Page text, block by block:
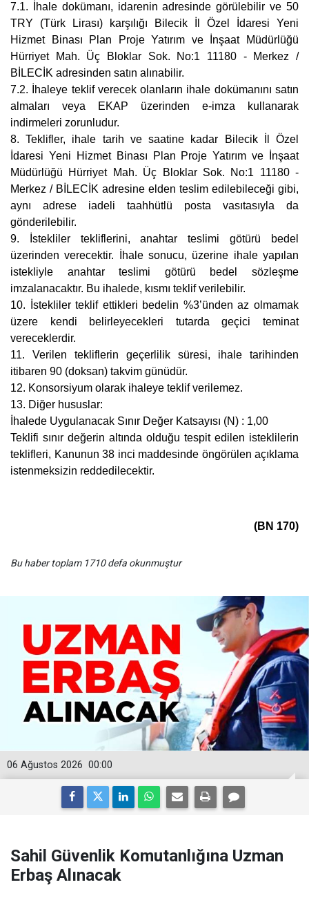
7.1. İhale dokümanı, idarenin adresinde görülebilir ve 50
TRY (Türk Lirası) karşılığı Bilecik İl Özel İdaresi Yeni
Hizmet Binası Plan Proje Yatırım ve İnşaat Müdürlüğü
Hürriyet Mah. Üç Bloklar Sok. No:1 11180 - Merkez /
BİLECİK adresinden satın alınabilir.
7.2. İhaleye teklif verecek olanların ihale dokümanını satın
almaları veya EKAP üzerinden e-imza kullanarak
indirmeleri zorunludur.
8. Teklifler, ihale tarih ve saatine kadar Bilecik İl Özel
İdaresi Yeni Hizmet Binası Plan Proje Yatırım ve İnşaat
Müdürlüğü Hürriyet Mah. Üç Bloklar Sok. No:1 11180 -
Merkez / BİLECİK adresine elden teslim edilebileceği gibi,
aynı adrese iadeli taahhütlü posta vasıtasıyla da
gönderilebilir.
9. İstekliler tekliflerini, anahtar teslimi götürü bedel
üzerinden verecektir. İhale sonucu, üzerine ihale yapılan
istekliyle anahtar teslimi götürü bedel sözleşme
imzalanacaktır. Bu ihalede, kısmı teklif verilebilir.
10. İstekliler teklif ettikleri bedelin %3’ünden az olmamak
üzere kendi belirleyecekleri tutarda geçici teminat
vereceklerdir.
11. Verilen tekliflerin geçerlilik süresi, ihale tarihinden
itibaren 90 (doksan) takvim günüdür.
12. Konsorsiyum olarak ihaleye teklif verilemez.
13. Diğer hususlar:
İhalede Uygulanacak Sınır Değer Katsayısı (N) : 1,00
Teklifi sınır değerin altında olduğu tespit edilen isteklilerin
teklifleri, Kanunun 38 inci maddesinde öngörülen açıklama
istenmeksizin reddedilecektir.
(BN 170)
Bu haber toplam 1710 defa okunmuştur
00:00
06 Ağustos 2026
Sahil Güvenlik Komutanlığına Uzman
Erbaş Alınacak